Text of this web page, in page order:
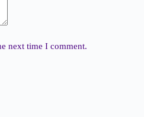
next time I comment.